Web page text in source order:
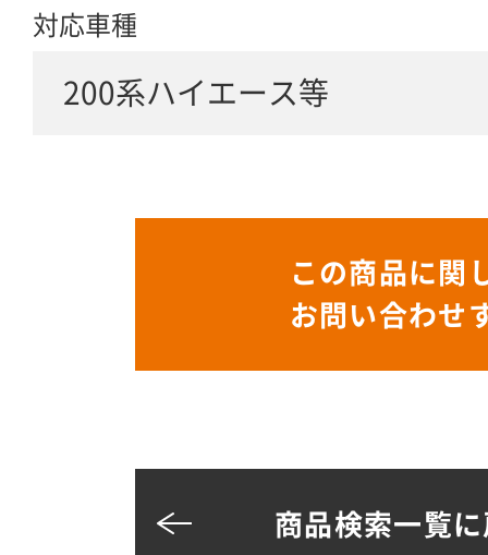
対応車種
200系ハイエース等
この商品に関
お問い合わせ
商品検索一覧